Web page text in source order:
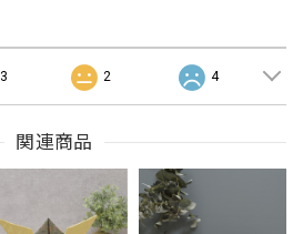
2 4
関連商品